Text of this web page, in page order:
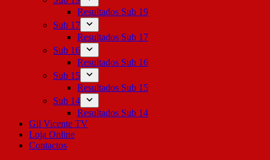
Resultados Sub 19
Sub 17
Resultados Sub 17
Sub 16
Resultados Sub 16
Sub 15
Resultados Sub 15
Sub 14
Resultados Sub 14
Gil Vicente TV
Loja Online
Contactos